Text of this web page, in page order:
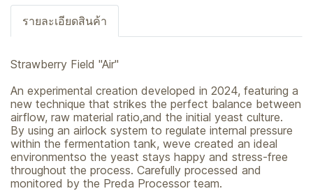
รายละเอียดสินค้า
Strawberry Field "Air"
An experimental creation developed in 2024, featuring a
new technique that strikes the perfect balance between
airflow, raw material ratio,and the initial yeast culture.
By using an airlock system to regulate internal pressure
within the fermentation tank, weve created an ideal
environmentso the yeast stays happy and stress-free
throughout the process. Carefully processed and
monitored by the Preda Processor team.